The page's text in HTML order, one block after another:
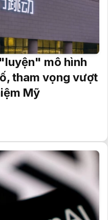
mô hình
tham vọng vượt
Mỹ